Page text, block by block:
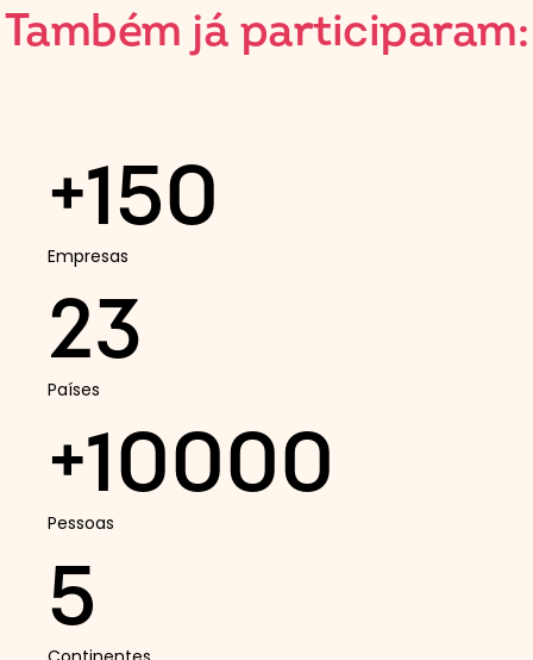
Também já participaram:
+150
Empresas
23
Países
+10000
Pessoas
5